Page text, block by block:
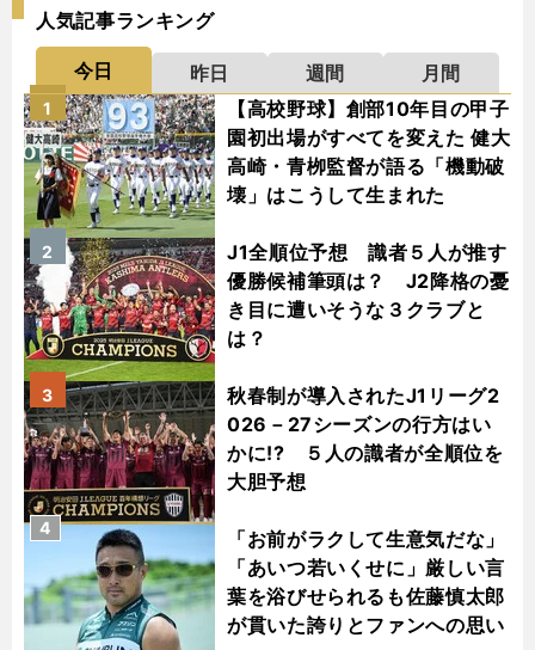
人気記事ランキング
今日 昨日 週間
月間
【高校野球】創部10年目の甲子
園初出場がすべてを変えた 健大
高崎・青栁監督が語る「機動破
壊」はこうして生まれた
1
J1全順位予想 識者５人が推す
優勝候補筆頭は？ J2降格の憂
き目に遭いそうな３クラブと
は？
2
秋春制が導入されたJ1リーグ2
026－27シーズンの行方はい
かに!? ５人の識者が全順位を
大胆予想
3
「お前がラクして生意気だな」
「あいつ若いくせに」厳しい言
葉を浴びせられるも佐藤慎太郎
が貫いた誇りとファンへの思い
4